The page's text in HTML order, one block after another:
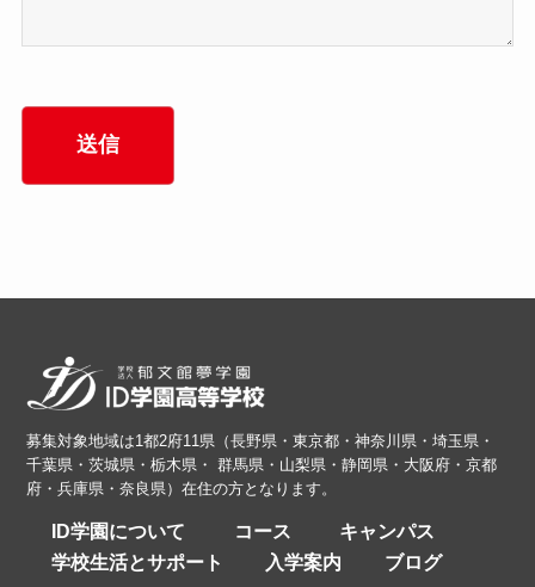
募集対象地域は1都2府11県（長野県・東京都・神奈川県・埼玉県・
千葉県・茨城県・栃木県・ 群馬県・山梨県・静岡県・大阪府・京都
府・兵庫県・奈良県）在住の方となります。
ID学園について コース
キャンパス
学校生活とサポート
入学案内 ブログ